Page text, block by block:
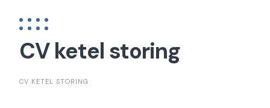
CV ketel storing
CV KETEL STORING